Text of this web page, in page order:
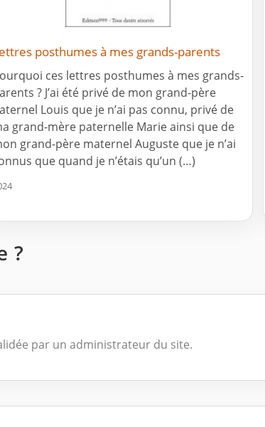
posthumes à mes grands-parents
ces lettres posthumes à mes grands-
? J’ai été privé de mon grand-père
Louis que je n’ai pas connu, privé de
grand-mère paternelle Marie ainsi que de
grand-père maternel Auguste que je n’ai
que quand je n’étais qu’un (…)
?
par un administrateur du site.